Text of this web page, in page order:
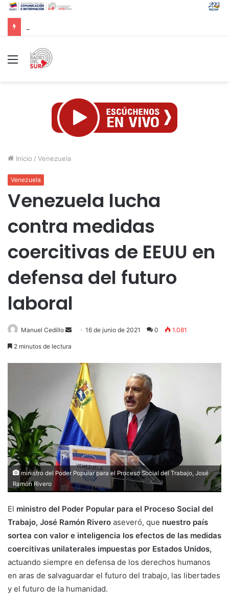
Menú
Inicio / Venezuela
Venezuela
Venezuela lucha
contra medidas
coercitivas de EEUU en
defensa del futuro
laboral
Manuel Cedillo
Send16 de junio de 2021 0 1.081
2 minutos de lectura
ministro del Poder Popular para el Proceso Social del Trabajo, José
Ramón Rivero
El ministro del Poder Popular para el Proceso Social del
Trabajo, José Ramón Rivero aseveró, que nuestro país
sortea con valor e inteligencia los efectos de las medidas
coercitivas unilaterales impuestas por Estados Unidos,
actuando siempre en defensa de los derechos humanos
en aras de salvaguardar el futuro del trabajo, las libertades
y el futuro de la humanidad.